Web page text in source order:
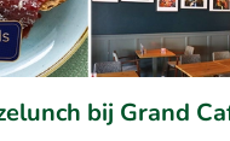
bij Grand